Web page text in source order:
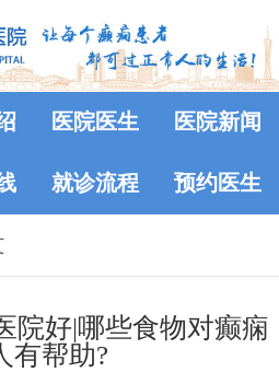
医院医生 医院新闻
就诊流程 预约医生
院好|哪些食物对癫痫
有帮助?